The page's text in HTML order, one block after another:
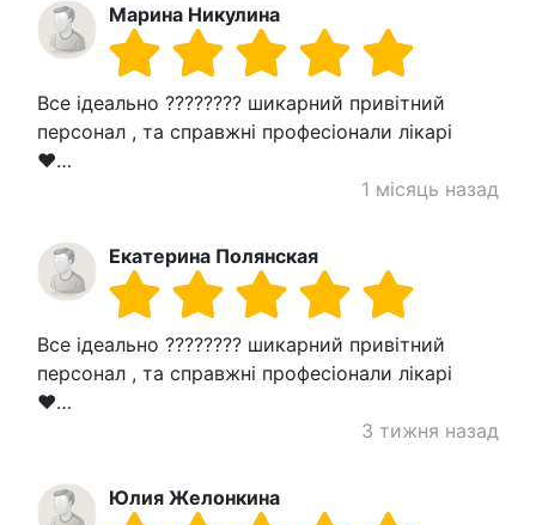
Марина Никулина
Все ідеально ???????? шикарний привітний
персонал , та справжні професіонали лікарі
❤️…
1 місяць назад
Екатерина Полянская
Все ідеально ???????? шикарний привітний
персонал , та справжні професіонали лікарі
❤️…
3 тижня назад
Юлия Желонкина